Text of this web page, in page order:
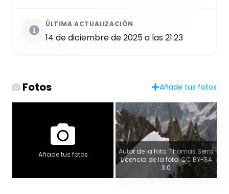
ÚLTIMA ACTUALIZACIÓN
14 de diciembre de 2025 a las 21:23
Fotos Añade tus fotos
Añade tus fotos
Autor de la foto: Thomas Serra
Licencia de la foto: CC BY-SA
3.0